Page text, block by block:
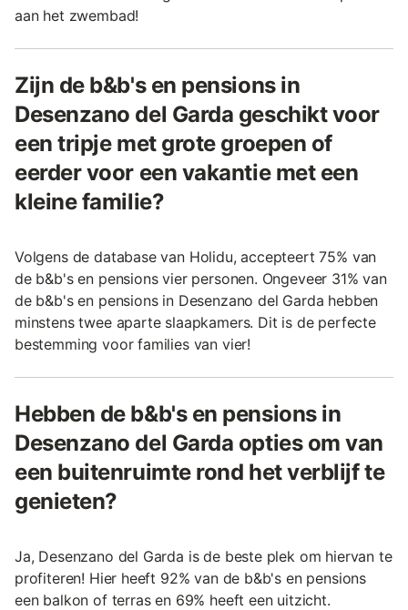
aan het zwembad!
Zijn de b&b's en pensions in
Desenzano del Garda geschikt voor
een tripje met grote groepen of
eerder voor een vakantie met een
kleine familie?
Volgens de database van Holidu, accepteert 75% van
de b&b's en pensions vier personen. Ongeveer 31% van
de b&b's en pensions in Desenzano del Garda hebben
minstens twee aparte slaapkamers. Dit is de perfecte
bestemming voor families van vier!
Hebben de b&b's en pensions in
Desenzano del Garda opties om van
een buitenruimte rond het verblijf te
genieten?
Ja, Desenzano del Garda is de beste plek om hiervan te
profiteren! Hier heeft 92% van de b&b's en pensions
een balkon of terras en 69% heeft een uitzicht.